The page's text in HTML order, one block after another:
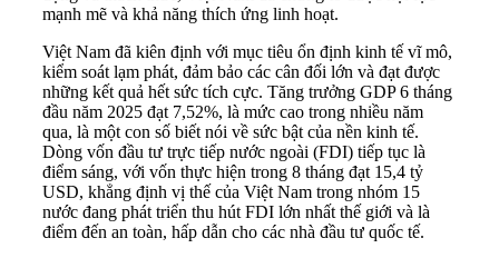
mạnh mẽ và khả năng thích ứng linh hoạt.
Việt Nam đã kiên định với mục tiêu ổn định kinh tế vĩ mô,
kiểm soát lạm phát, đảm bảo các cân đối lớn và đạt được
những kết quả hết sức tích cực. Tăng trưởng GDP 6 tháng
đầu năm 2025 đạt 7,52%, là mức cao trong nhiều năm
qua, là một con số biết nói về sức bật của nền kinh tế.
Dòng vốn đầu tư trực tiếp nước ngoài (FDI) tiếp tục là
điểm sáng, với vốn thực hiện trong 8 tháng đạt 15,4 tỷ
USD, khẳng định vị thế của Việt Nam trong nhóm 15
nước đang phát triển thu hút FDI lớn nhất thế giới và là
điểm đến an toàn, hấp dẫn cho các nhà đầu tư quốc tế.